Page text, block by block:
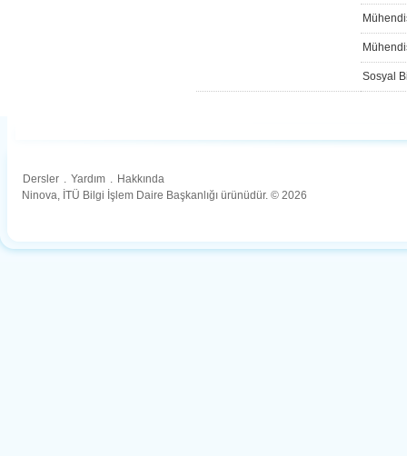
Sosyal
Dersler . Yardım . Hakkında
Ninova, İTÜ Bilgi İşlem Daire Başkanlığı ürünüdür. © 2026